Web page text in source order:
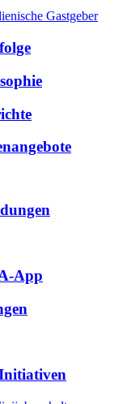
Gastgeber
App